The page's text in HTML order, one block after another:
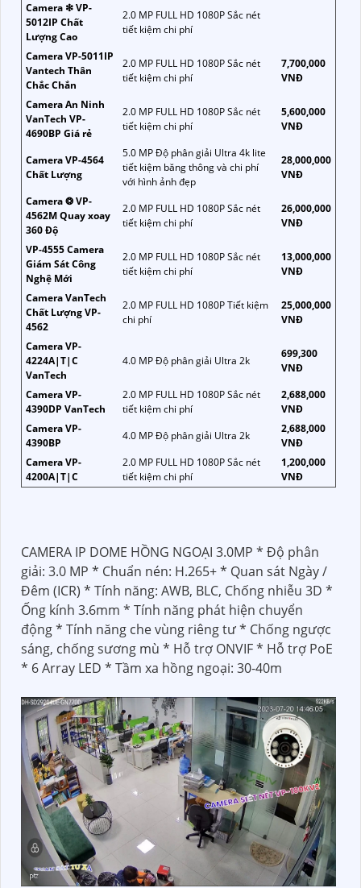
Camera ❇ VP-
5012IP Chất
Lượng Cao
2.0 MP FULL HD 1080P Sắc nét
tiết kiệm chi phí
Camera VP-5011IP
Vantech Thân
Chắc Chắn
2.0 MP FULL HD 1080P Sắc nét
tiết kiệm chi phí
7,700,000
VNĐ
Camera An Ninh
VanTech VP-
4690BP Giá rẻ
2.0 MP FULL HD 1080P Sắc nét
tiết kiệm chi phí
5,600,000
VNĐ
Camera VP-4564
Chất Lượng
5.0 MP Độ phân giải Ultra 4k lite
tiết kiệm băng thông và chi phí
với hình ảnh đẹp
28,000,000
VNĐ
Camera ❂ VP-
4562M Quay xoay
360 Độ
2.0 MP FULL HD 1080P Sắc nét
tiết kiệm chi phí
26,000,000
VNĐ
VP-4555 Camera
Giám Sát Công
Nghệ Mới
2.0 MP FULL HD 1080P Sắc nét
tiết kiệm chi phí
13,000,000
VNĐ
Camera VanTech
Chất Lượng VP-
4562
2.0 MP FULL HD 1080P Tiết kiệm
chi phí
25,000,000
VNĐ
Camera VP-
4224A|T|C
VanTech
4.0 MP Độ phân giải Ultra 2k
699,300
VNĐ
Camera VP-
4390DP VanTech
2.0 MP FULL HD 1080P Sắc nét
tiết kiệm chi phí
2,688,000
VNĐ
Camera VP-
4390BP
4.0 MP Độ phân giải Ultra 2k
2,688,000
VNĐ
Camera VP-
4200A|T|C
2.0 MP FULL HD 1080P Sắc nét
tiết kiệm chi phí
1,200,000
VNĐ
CAMERA IP DOME HỒNG NGOẠI 3.0MP * Độ phân
giải: 3.0 MP * Chuẩn nén: H.265+ * Quan sát Ngày /
Đêm (ICR) * Tính năng: AWB, BLC, Chống nhiễu 3D *
Ống kính 3.6mm * Tính năng phát hiện chuyển
động * Tính năng che vùng riêng tư * Chống ngược
sáng, chống sương mù * Hỗ trợ ONVIF * Hỗ trợ PoE
* 6 Array LED * Tầm xa hồng ngoại: 30-40m